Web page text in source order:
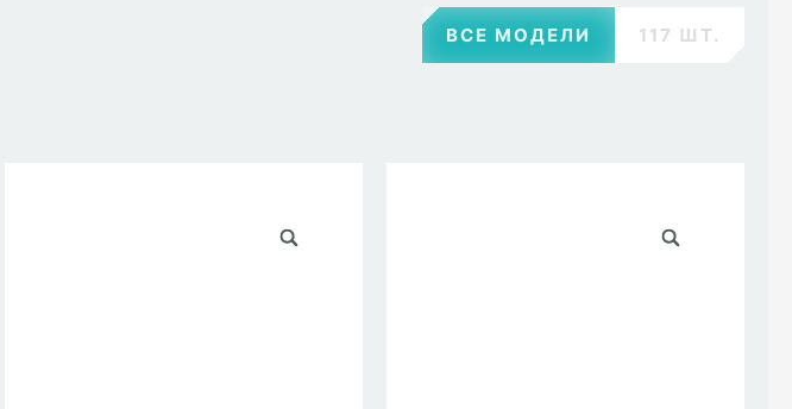
ВСЕ МОДЕЛИ 117 ШТ.